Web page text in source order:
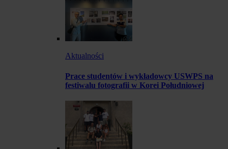
Aktualności
Prace studentów i wykładowcy USWPS na
festiwalu fotografii w Korei Południowej